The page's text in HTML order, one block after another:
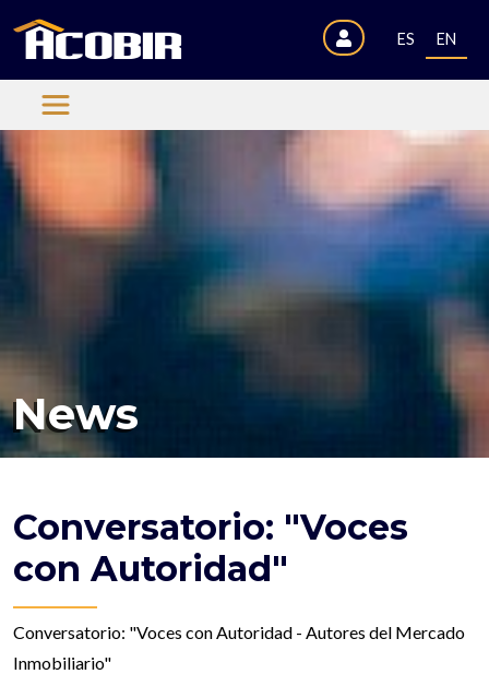
ES EN
News
Conversatorio: "Voces
con Autoridad"
Conversatorio: "Voces con Autoridad - Autores del Mercado
Inmobiliario"